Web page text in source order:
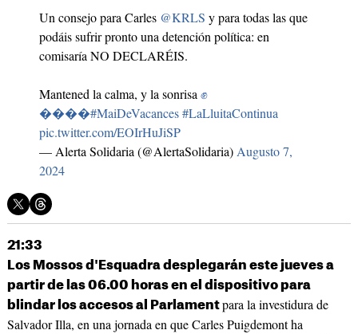
Un consejo para Carles @KRLS y para todas las que
podáis sufrir pronto una detención política: en
comisaría NO DECLARÉIS.
Mantened la calma, y la sonrisa✊
����#MaiDeVacances#LaLluitaContinua
pic.twitter.com/EOIrHuJiSP
— Alerta Solidaria (@AlertaSolidaria)Augusto 7,
2024
21:33
Los Mossos d'Esquadra desplegarán este jueves a
partir de las 06.00 horas en el dispositivo para
blindar los accesos al Parlamentpara la investidura de
Salvador Illa, en una jornada en que Carles Puigdemont ha